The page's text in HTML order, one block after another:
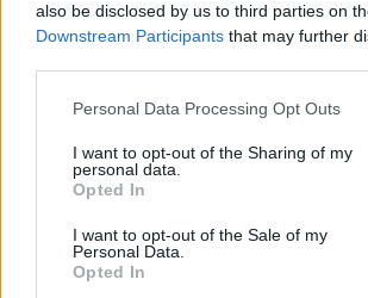
also be disclosed by us to third parties on
Downstream Participants that may further
Personal Data Processing Opt Outs
I want to opt-out of the Sharing of my
personal data.
Opted In
I want to opt-out of the Sale of my
Personal Data.
Opted In
Adam Tychmanowicz: